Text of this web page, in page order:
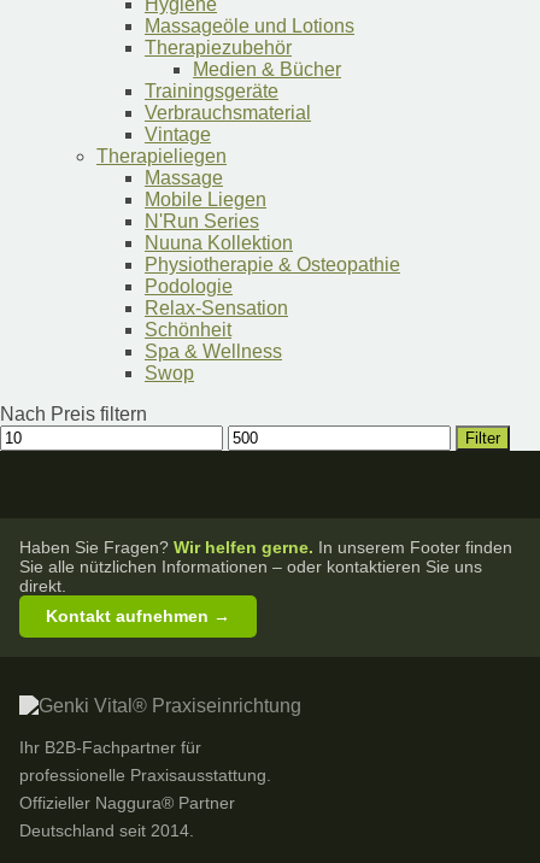
Hygiene
Massageöle und Lotions
Therapiezubehör
Medien & Bücher
Trainingsgeräte
Verbrauchsmaterial
Vintage
Therapieliegen
Massage
Mobile Liegen
N'Run Series
Nuuna Kollektion
Physiotherapie & Osteopathie
Podologie
Relax-Sensation
Schönheit
Spa & Wellness
Swop
Nach Preis filtern
Min.
Preis
Max.
Preis
Filter
Haben Sie Fragen? Wir helfen gerne. In unserem Footer finden
Sie alle nützlichen Informationen – oder kontaktieren Sie uns
direkt.
Kontakt aufnehmen →
Ihr B2B-Fachpartner für
professionelle Praxisausstattung.
Offizieller Naggura® Partner
Deutschland seit 2014.